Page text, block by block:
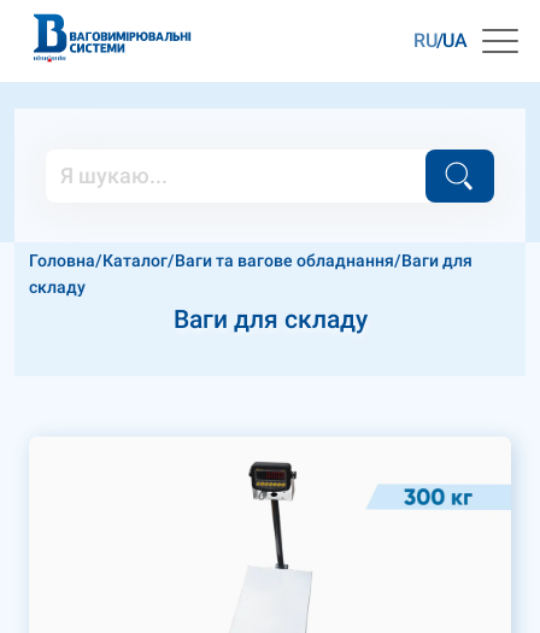
RU UA
Головна/Каталог/Ваги та вагове обладнання/Ваги для
складу
Ваги для складу